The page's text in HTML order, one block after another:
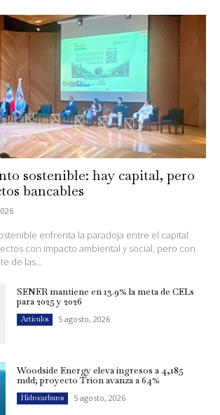
sostenible: hay capital, pero
bancables
enfrenta la paradoja entre el capital
con impacto ambiental y social, pero con
de las...
SENER mantiene en 13.9% la meta de CELs
para 2025 y 2026
Artículos 5 agosto, 2026
Woodside Energy eleva ingresos a 4,185
mdd; proyecto Trion avanza a 64%
Hidrocarburos 5 agosto, 2026